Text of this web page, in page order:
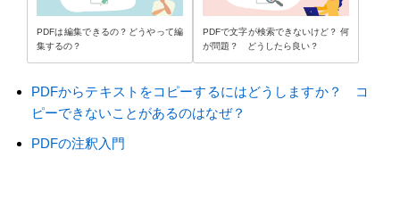
PDFは編集できるの？どうやって編
集するの？
PDFで文字が検索できないけど？ 何
が問題？ どうしたら良い？
PDFからテキストをコピーするにはどうしますか？ コ
ピーできないことがあるのはなぜ？
PDFの注釈入門